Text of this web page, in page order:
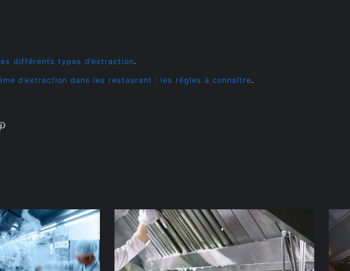
différents types d’extraction.
d’extraction dans les restaurant : les règles à connaître.